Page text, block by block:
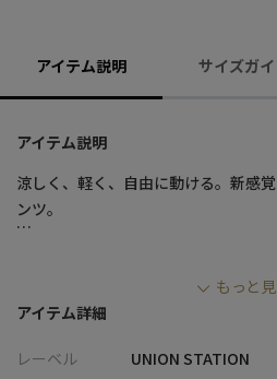
アイテム説明 サイズガ
アイテム説明
涼しく、軽く、自由に動ける。新感
ンツ。
・デニムのルックスを保ちながら、
を兼ね備えた春夏仕様の機能素材
穿き心地
もっと
アイテム詳細
レーベル
UNION STATION